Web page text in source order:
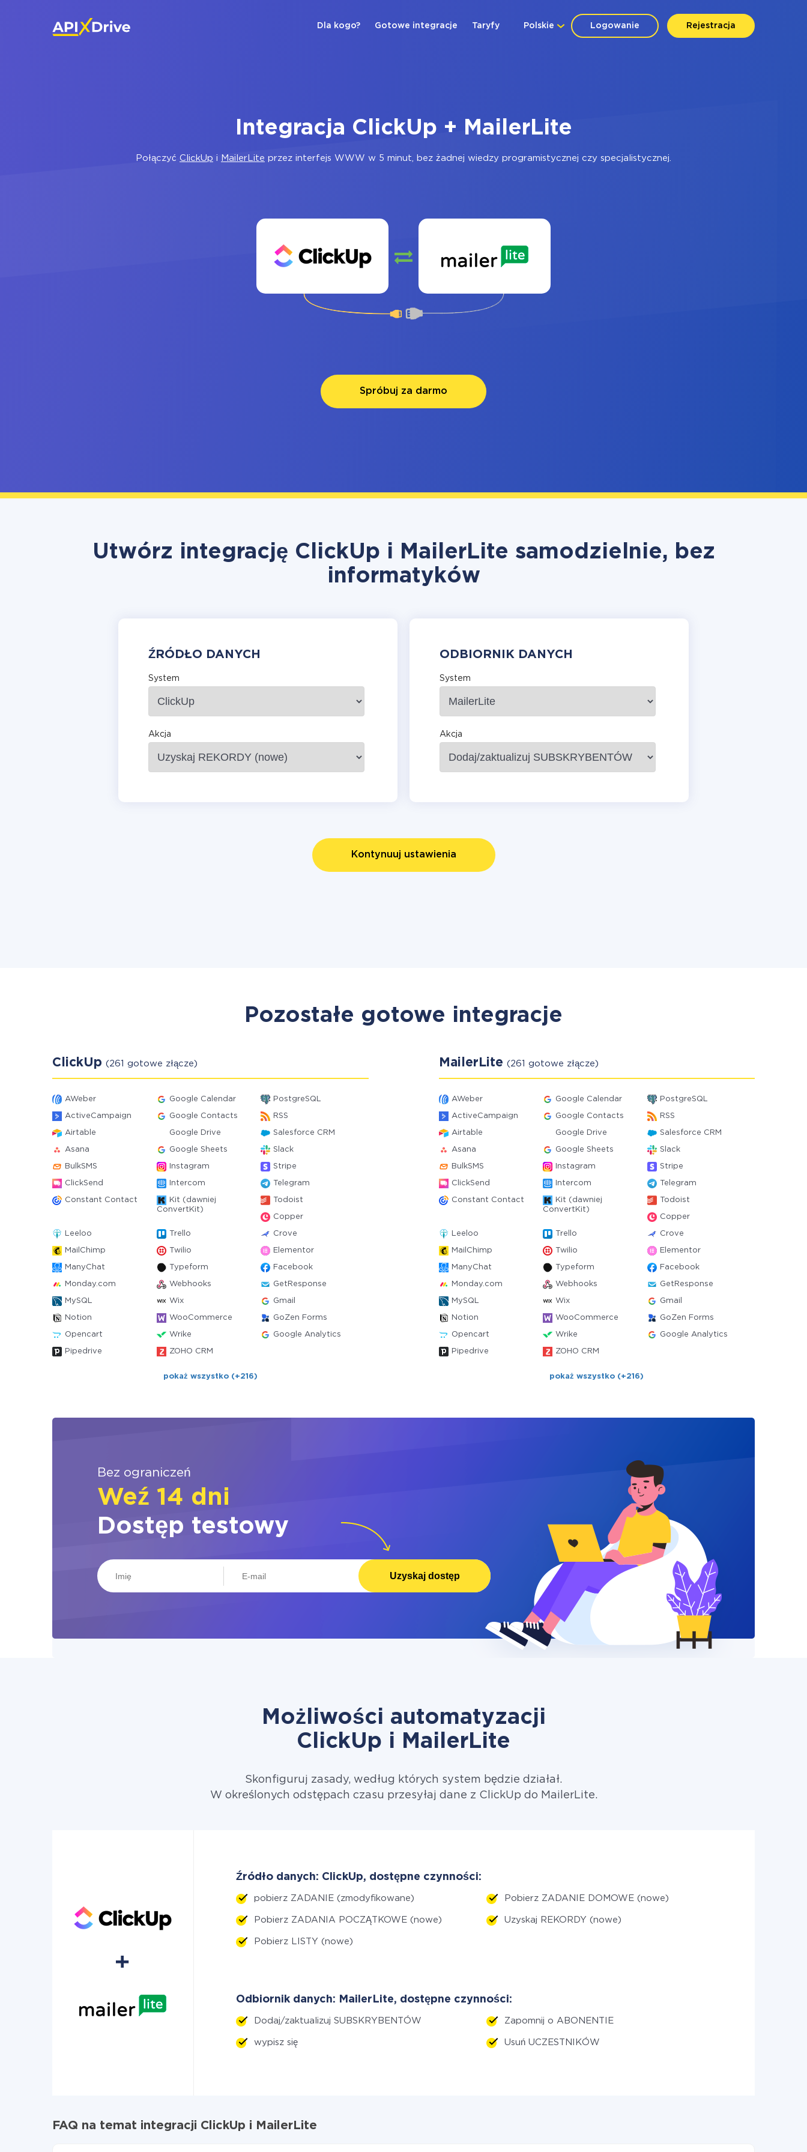
Logowanie Rejestracja
Polskie
Dla kogo? Gotowe integracje Taryfy
Integracja ClickUp + MailerLite
Połączyć ClickUp i MailerLite przez interfejs WWW w 5 minut, bez żadnej wiedzy programistycznej czy specjalistycznej.
Spróbuj za darmo
Utwórz integrację ClickUp i MailerLite samodzielnie, bez
informatyków
ŹRÓDŁO DANYCH
System
Akcja
ODBIORNIK DANYCH
System
Akcja
Kontynuuj ustawienia
Pozostałe gotowe integracje
ClickUp (261 gotowe złącze)
AWeber Google Calendar PostgreSQL
ActiveCampaign Google Contacts RSS
Airtable Google Drive Salesforce CRM
Asana Google Sheets Slack
BulkSMS Instagram Stripe
ClickSend Intercom Telegram
Constant Contact
Kit (dawniej
ConvertKit)
Todoist
Copper
Leeloo Trello Crove
MailChimp Twilio Elementor
ManyChat Typeform Facebook
Monday.com Webhooks GetResponse
MySQL Wix Gmail
Notion WooCommerce GoZen Forms
Opencart Wrike Google Analytics
Pipedrive ZOHO CRM
pokaż wszystko (+216)
MailerLite (261 gotowe złącze)
AWeber Google Calendar PostgreSQL
ActiveCampaign Google Contacts RSS
Airtable Google Drive Salesforce CRM
Asana Google Sheets Slack
BulkSMS Instagram Stripe
ClickSend Intercom Telegram
Constant Contact
Kit (dawniej
ConvertKit)
Todoist
Copper
Leeloo Trello Crove
MailChimp Twilio Elementor
ManyChat Typeform Facebook
Monday.com Webhooks GetResponse
MySQL Wix Gmail
Notion WooCommerce GoZen Forms
Opencart Wrike Google Analytics
Pipedrive ZOHO CRM
pokaż wszystko (+216)
Bez ograniczeń
Weź 14 dni
Dostęp testowy
Uzyskaj dostęp
Możliwości automatyzacji
ClickUp i MailerLite
Skonfiguruj zasady, według których system będzie działał.
W określonych odstępach czasu przesyłaj dane z ClickUp do MailerLite.
Źródło danych: ClickUp, dostępne czynności:
pobierz ZADANIE (zmodyfikowane) Pobierz ZADANIE DOMOWE (nowe)
Pobierz ZADANIA POCZĄTKOWE (nowe) Uzyskaj REKORDY (nowe)
Pobierz LISTY (nowe)
Odbiornik danych: MailerLite, dostępne czynności:
Dodaj/zaktualizuj SUBSKRYBENTÓW Zapomnij o ABONENTIE
wypisz się Usuń UCZESTNIKÓW
FAQ na temat integracji ClickUp i MailerLite